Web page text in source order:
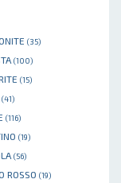
(35)
(100)
(15)
(41)
(116)
(19)
(56)
ROSSO (19)